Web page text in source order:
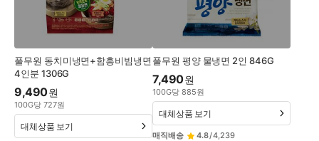
풀무원 동치미냉면+함흥비빔냉면
4인분 1306G
9,490원
100G당 727원
대체상품 보기
풀무원 평양 물냉면 2인 846G
7,490원
100G당 885원
매직배송 4.8/4,239
대체상품 보기